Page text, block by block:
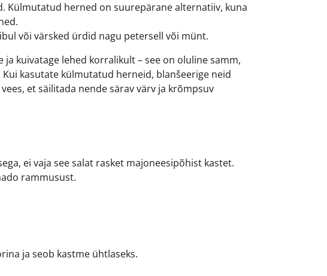
Külmutatud herned on suurepärane alternatiiv, kuna
või värsked ürdid nagu petersell või münt.
kuivatage lehed korralikult – see on oluline samm,
kasutate külmutatud herneid, blanšeerige neid
et säilitada nende särav värv ja krõmpsuv
ei vaja see salat rasket majoneesipõhist kastet.
rammusust.
ja seob kastme ühtlaseks.